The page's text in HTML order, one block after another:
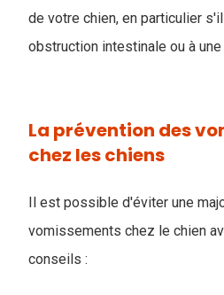
de votre chien, en particulier
obstruction intestinale ou à
La prévention des
chez les chiens
Il est possible d'éviter une
vomissements chez le chien
conseils :